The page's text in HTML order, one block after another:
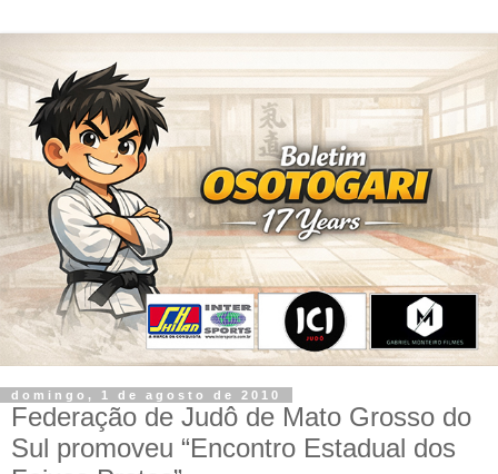
domingo, 1 de agosto de 2010
Federação de Judô de Mato Grosso do
Sul promoveu “Encontro Estadual dos